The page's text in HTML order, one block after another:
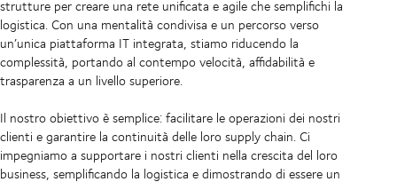
strutture per creare una rete unificata e agile che semplifichi la
logistica. Con una mentalità condivisa e un percorso verso
un’unica piattaforma IT integrata, stiamo riducendo la
complessità, portando al contempo velocità, affidabilità e
trasparenza a un livello superiore.
Il nostro obiettivo è semplice: facilitare le operazioni dei nostri
clienti e garantire la continuità delle loro supply chain. Ci
impegniamo a supportare i nostri clienti nella crescita del loro
business, semplificando la logistica e dimostrando di essere un